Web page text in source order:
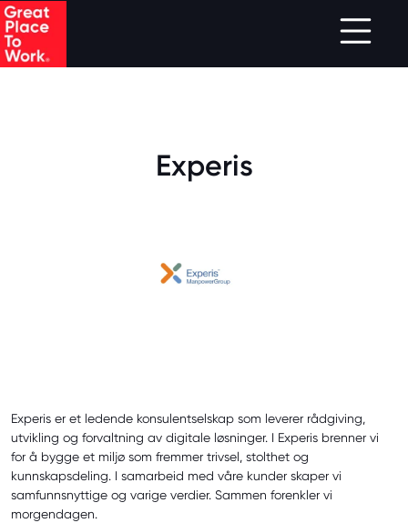
.
Skip to main content
Experis
Experis er et ledende konsulentselskap som leverer rådgiving,
utvikling og forvaltning av digitale løsninger. I Experis brenner vi
for å bygge et miljø som fremmer trivsel, stolthet og
kunnskapsdeling. I samarbeid med våre kunder skaper vi
samfunnsnyttige og varige verdier. Sammen forenkler vi
morgendagen.